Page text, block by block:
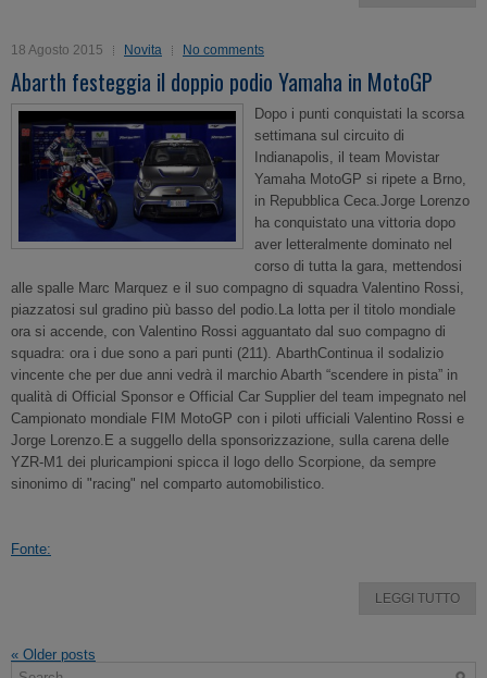
18 Agosto 2015 Novita No comments
Abarth festeggia il doppio podio Yamaha in MotoGP
Dopo i punti conquistati la scorsa
settimana sul circuito di
Indianapolis, il team Movistar
Yamaha MotoGP si ripete a Brno,
in Repubblica Ceca.Jorge Lorenzo
ha conquistato una vittoria dopo
aver letteralmente dominato nel
corso di tutta la gara, mettendosi
alle spalle Marc Marquez e il suo compagno di squadra Valentino Rossi,
piazzatosi sul gradino più basso del podio.La lotta per il titolo mondiale
ora si accende, con Valentino Rossi agguantato dal suo compagno di
squadra: ora i due sono a pari punti (211). AbarthContinua il sodalizio
vincente che per due anni vedrà il marchio Abarth “scendere in pista” in
qualità di Official Sponsor e Official Car Supplier del team impegnato nel
Campionato mondiale FIM MotoGP con i piloti ufficiali Valentino Rossi e
Jorge Lorenzo.E a suggello della sponsorizzazione, sulla carena delle
YZR-M1 dei pluricampioni spicca il logo dello Scorpione, da sempre
sinonimo di "racing" nel comparto automobilistico.
Fonte:
LEGGI TUTTO
« Older posts